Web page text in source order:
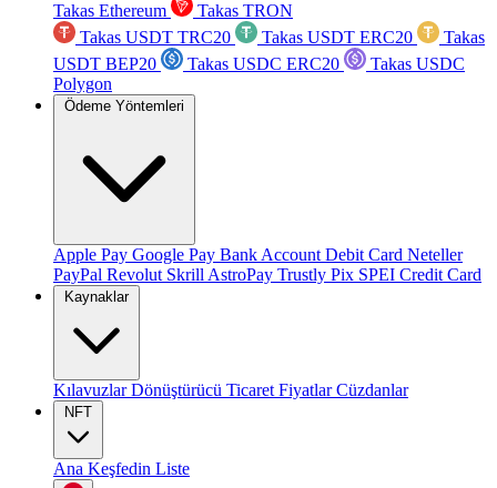
Takas Ethereum
Takas TRON
Takas USDT TRC20
Takas USDT ERC20
Takas
USDT BEP20
Takas USDC ERC20
Takas USDC
Polygon
Ödeme Yöntemleri
Apple Pay Google Pay Bank Account Debit Card Neteller
PayPal Revolut Skrill AstroPay Trustly Pix SPEI Credit Card
Kaynaklar
KılavuzlarDönüştürücü Ticaret FiyatlarCüzdanlar
NFT
Ana Keşfedin Liste